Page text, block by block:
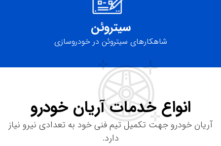
سیتروئن
شاهکارهای سیتروئن در خودروسازی
انواع خدمات آریان خودرو
آریان خودرو جهت تکمیل تیم فنی خود به تعدادی نیرو نیاز
دارد.